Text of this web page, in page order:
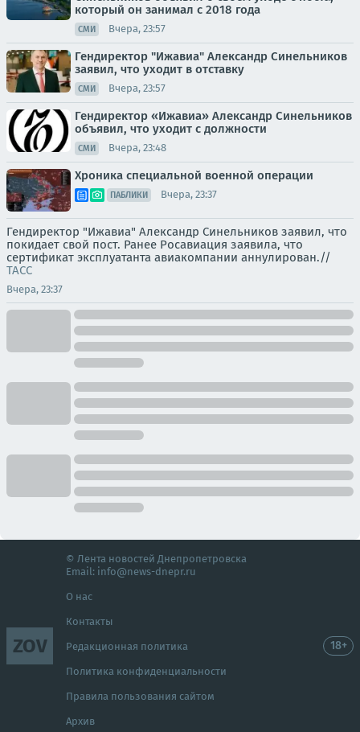
который он занимал с 2018 года
СМИ Вчера, 23:57
Гендиректор "Ижавиа" Александр Синельников
заявил, что уходит в отставку
СМИ Вчера, 23:57
Гендиректор «Ижавиа» Александр Синельников
объявил, что уходит с должности
СМИ Вчера, 23:48
Хроника специальной военной операции
ПАБЛИКИ Вчера, 23:37
Гендиректор "Ижавиа" Александр Синельников заявил, что
покидает свой пост. Ранее Росавиация заявила, что
сертификат эксплуатанта авиакомпании аннулирован.//
ТАСС
Вчера, 23:37
ZOV
© Лента новостей Днепропетровска
Email: info@news-dnepr.ru
О нас
Контакты
Редакционная политика
Политика конфиденциальности
Правила пользования сайтом
Архив
18+